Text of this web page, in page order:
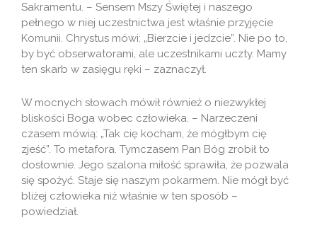
Sakramentu. – Sensem Mszy Świętej i naszego
pełnego w niej uczestnictwa jest właśnie przyjęcie
Komunii. Chrystus mówi: „Bierzcie i jedzcie”. Nie po to,
by być obserwatorami, ale uczestnikami uczty. Mamy
ten skarb w zasięgu ręki – zaznaczył.
W mocnych słowach mówił również o niezwykłej
bliskości Boga wobec człowieka. – Narzeczeni
czasem mówią: „Tak cię kocham, że mógłbym cię
zjeść”. To metafora. Tymczasem Pan Bóg zrobił to
dosłownie. Jego szalona miłość sprawiła, że pozwala
się spożyć. Staje się naszym pokarmem. Nie mógł być
bliżej człowieka niż właśnie w ten sposób –
powiedział.